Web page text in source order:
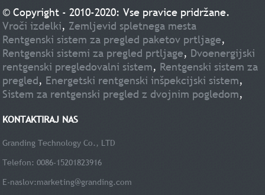
© Copyright - 2010-2020: Vse pravice pridržane.
Vroči izdelki, Zemljevid spletnega mesta
Rentgenski sistem za pregled paketov prtljage,
Rentgenski sistemi za pregled prtljage, Dvoenergijski
rentgenski pregledovalni sistem, Rentgenski sistem za
pregled, Energetski rentgenski inšpekcijski sistem,
Sistem za rentgenski pregled z dvojnim pogledom,
KONTAKTIRAJ NAS
Granding Technology Co., LTD
Telefon: 0086-15201823916
E-naslov:marketing@granding.com